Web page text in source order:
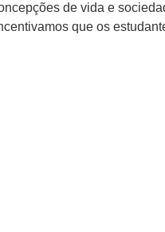
de vida e
que os